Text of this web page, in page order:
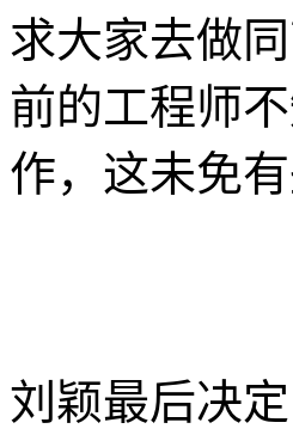
求大家去做
前的工程师
作，这未免
刘颖最后决